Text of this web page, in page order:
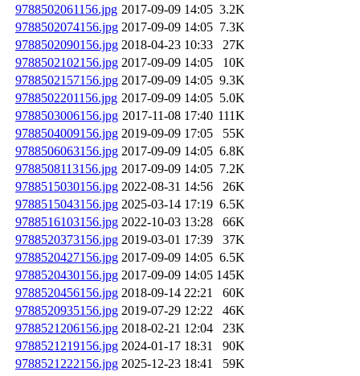
9788502061156.jpg 2017-09-09 14:05 3.2K
9788502074156.jpg 2017-09-09 14:05 7.3K
9788502090156.jpg 2018-04-23 10:33
27K
9788502102156.jpg 2017-09-09 14:05
10K
9788502157156.jpg 2017-09-09 14:05 9.3K
9788502201156.jpg 2017-09-09 14:05 5.0K
9788503006156.jpg 2017-11-08 17:40 111K
9788504009156.jpg 2019-09-09 17:05
55K
9788506063156.jpg 2017-09-09 14:05 6.8K
9788508113156.jpg 2017-09-09 14:05 7.2K
9788515030156.jpg 2022-08-31 14:56
26K
9788515043156.jpg 2025-03-14 17:19 6.5K
9788516103156.jpg 2022-10-03 13:28
66K
9788520373156.jpg 2019-03-01 17:39
37K
9788520427156.jpg 2017-09-09 14:05 6.5K
9788520430156.jpg 2017-09-09 14:05 145K
9788520456156.jpg 2018-09-14 22:21
60K
9788520935156.jpg 2019-07-29 12:22
46K
9788521206156.jpg 2018-02-21 12:04
23K
9788521219156.jpg 2024-01-17 18:31
90K
9788521222156.jpg 2025-12-23 18:41
59K